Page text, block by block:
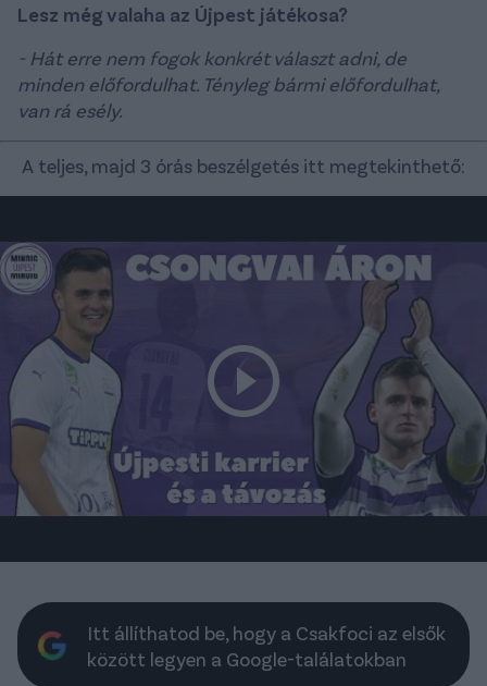
Lesz még valaha az Újpest játékosa?
- Hát erre nem fogok konkrét választ adni, de
minden előfordulhat. Tényleg bármi előfordulhat,
van rá esély.
A teljes, majd 3 órás beszélgetés itt megtekinthető:
Itt állíthatod be, hogy a Csakfoci az elsők
között legyen a Google-találatokban